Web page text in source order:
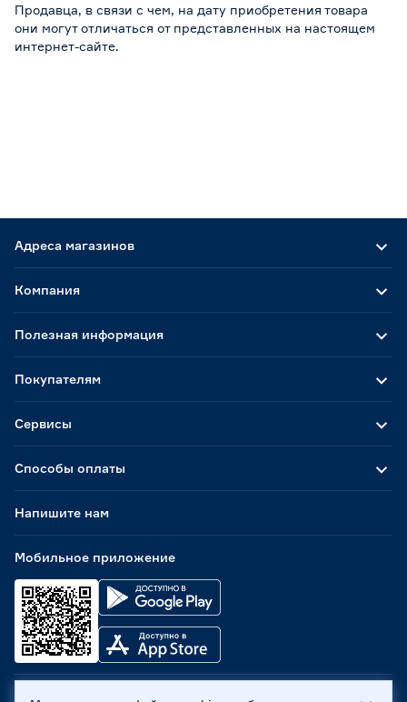
Продавца, в связи с чем, на дату приобретения товара
они могут отличаться от представленных на настоящем
интернет-сайте.
Адреса магазинов
Способы оплаты
Мобильное приложение
Компания
Полезная информация
Покупателям
Сервисы
Напишите нам